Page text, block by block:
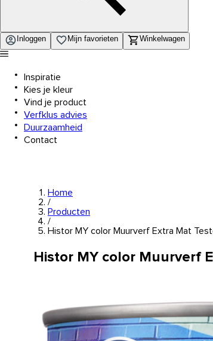
Inloggen Mijn favorieten Winkelwagen
Inspiratie
Kies je kleur
Vind je product
Verfklus advies
Duurzaamheid
Contact
Home
/
Producten
/
Histor MY color Muurverf Extra Mat
Histor MY color Muurverf